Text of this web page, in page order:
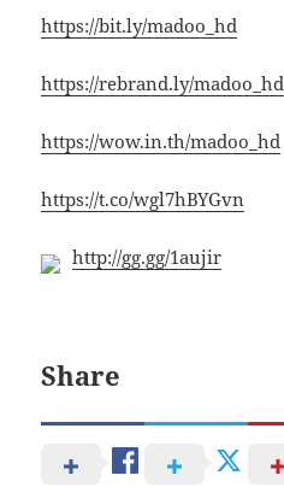
https://bit.ly/madoo_hd
https://rebrand.ly/madoo_hd
https://wow.in.th/madoo_hd
https://t.co/wgl7hBYGvn
http://gg.gg/1aujir
Share